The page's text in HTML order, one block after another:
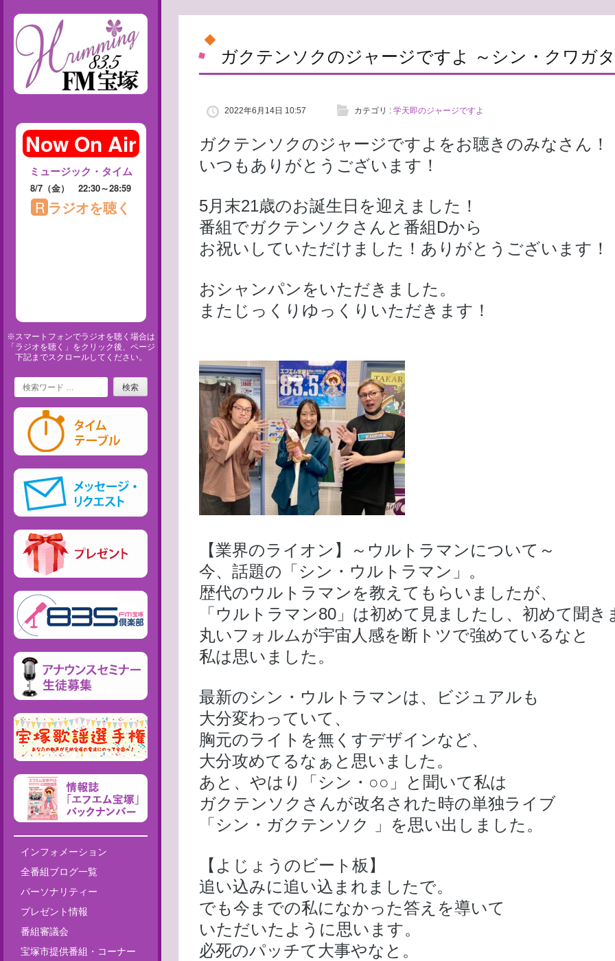
※スマートフォンでラジオを聴く場合は
「ラジオを聴く」をクリック後、ページ
下記までスクロールしてください。
Search
インフォメーション
全番組ブログ一覧
パーソナリティー
プレゼント情報
番組審議会
宝塚市提供番組・コーナー
ガクテンソクのジャージですよ ～シン・クワガ
2022年6月14日 10:57 カテゴリ : 学天即のジャージですよ
ガクテンソクのジャージですよをお聴きのみなさん！
いつもありがとうございます！
5月末21歳のお誕生日を迎えました！
番組でガクテンソクさんと番組Dから
お祝いしていただけました！ ありがとうございます！
おシャンパンをいただきました。
またじっくりゆっくりいただきます！
【業界のライオン】～ ウルトラマンについて～
今、話題の「シン・ウルトラマン」。
歴代のウルトラマンを教えてもらいましたが、
「ウルトラマン80」は初めて見ましたし、初めて聞き
丸いフォルムが宇宙人感を断トツで強めているなと
私は思いました。
最新のシン・ウルトラマンは、ビジュアルも
大分変わっていて、
胸元のライトを無くすデザインなど、
大分攻めてるなぁと思いました。
あと、やはり「シン・○○」と聞いて私は
ガクテンソクさんが改名された時の単独ライブ
「シン・ガクテンソク 」を思い出しました。
【よじょうのビート板】
追い込みに追い込まれましたで。
でも今までの私になかった答えを導いて
いただいたように思います。
必死のパッチて大事やなと。